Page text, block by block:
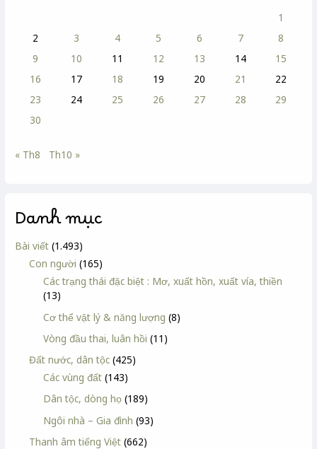
1
2
3 4 5 6 7
8
9
10 11 12 13 14
15
16
17 18 19 20 21
22
23
24 25 26 27 28
29
30
« Th8 Th10 »
Danh mục
Bài viết (1.493)
Con người (165)
Các trạng thái đặc biệt : Mơ, xuất hồn, xuất vía, thiền
(13)
Cơ thể vật lý & năng lượng (8)
Vòng đầu thai, luân hồi (11)
Đất nước, dân tộc (425)
Các vùng đất (143)
Dân tộc, dòng họ (189)
Ngôi nhà – Gia đình (93)
Thanh âm tiếng Việt (662)